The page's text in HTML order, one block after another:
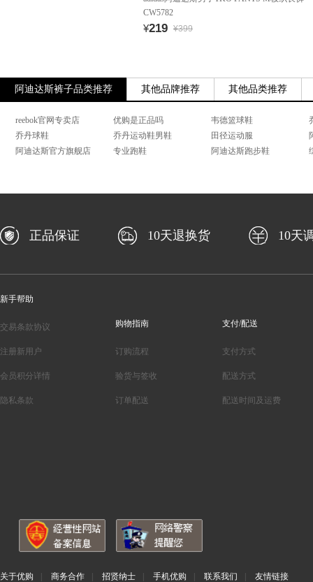
CW5782
¥219 ¥399
阿迪达斯裤子品类推荐 其他品牌推荐 其他品类推荐
reebok官网专卖店 优购是正品吗 韦德篮球鞋
乔丹球鞋
乔丹运动鞋男鞋 田径运动服
阿迪达斯官方旗舰店
专业跑鞋 阿迪达斯跑步鞋
正品保证 10天退换货 10天
新手帮助
交易条款协议
注册新用户
会员积分详情
隐私条款
购物指南
订购流程
验货与签收
订单配送
支付/配送
支付方式
配送方式
配送时间及运费
关于优购 商务合作 招贤纳士 手机优购 联系我们 友情链接